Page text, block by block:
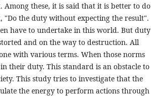
these, it is said that it is better to do
"Do the duty without expecting the result".
have to undertake in this world. But duty
and on the way to destruction. All
with various terms. When those norms
their duty. This standard is an obstacle to
This study tries to investigate that the
the energy to perform actions through